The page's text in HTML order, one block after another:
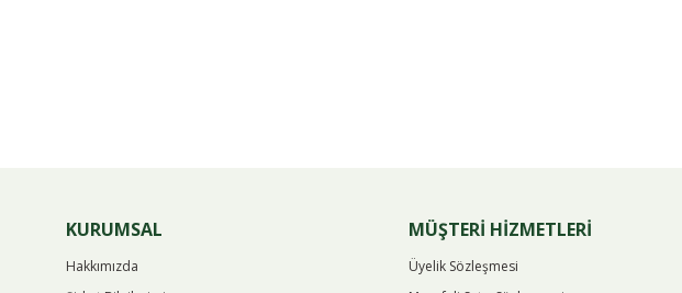
KURUMSAL
Hakkımızda
MÜŞTERİ HİZMETLERİ
Üyelik Sözleşmesi